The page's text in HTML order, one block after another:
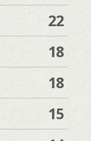
22
18
18
15